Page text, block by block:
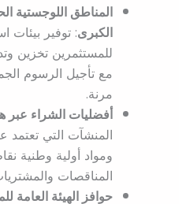
المناطق اللوجستية
الكبرى: توفير بيئات
للمستثمرين تخزين
مع تأجيل الرسوم
مرنة.
أفضليات الشراء عبر
المنشآت التي تعتمد
ومواد أولية وطنية
المناقصات
حوافز الهيئة العامة